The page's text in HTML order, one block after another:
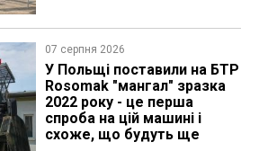
07 серпня 2026
У Польщі поставили на БТР
Rosomak "мангал" зразка
2022 року - це перша
спроба на цій машині і
схоже, що будуть ще